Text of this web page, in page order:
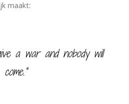
maakt:
a war and nobody will
come.”